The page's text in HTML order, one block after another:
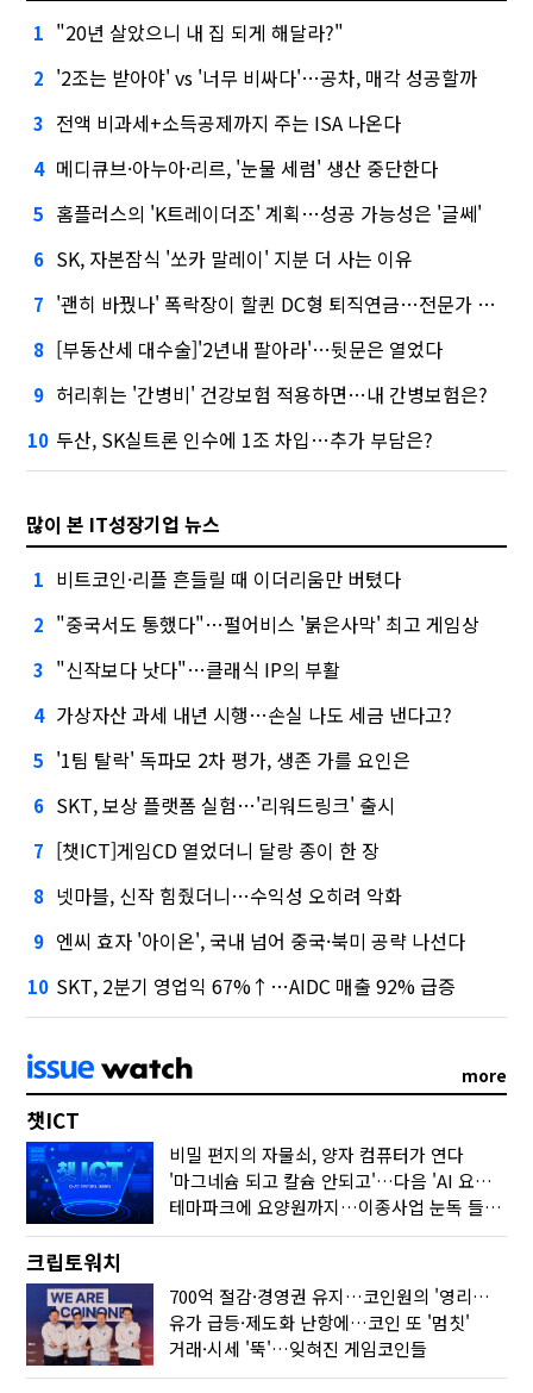
1 "20년 살았으니 내 집 되게 해달라?"
2 '2조는 받아야' vs '너무 비싸다'…공차, 매각 성공할까
3 전액 비과세+소득공제까지 주는 ISA 나온다
4 메디큐브·아누아·리르, '눈물 세럼' 생산 중단한다
5 홈플러스의 'K트레이더조' 계획…성공 가능성은 '글쎄'
6 SK, 자본잠식 '쏘카 말레이' 지분 더 사는 이유
7 '괜히 바꿨나' 폭락장이 할퀸 DC형 퇴직연금…전문가 조언은
8 [부동산세 대수술]'2년내 팔아라'…뒷문은 열었다
9 허리휘는 '간병비' 건강보험 적용하면…내 간병보험은?
10 두산, SK실트론 인수에 1조 차입…추가 부담은?
많이 본 IT성장기업 뉴스
1 비트코인·리플 흔들릴 때 이더리움만 버텼다
2 "중국서도 통했다"…펄어비스 '붉은사막' 최고 게임상
3 "신작보다 낫다"…클래식 IP의 부활
4 가상자산 과세 내년 시행…손실 나도 세금 낸다고?
5 '1팀 탈락' 독파모 2차 평가, 생존 가를 요인은
6 SKT, 보상 플랫폼 실험…'리워드링크' 출시
7 [챗ICT]게임CD 열었더니 달랑 종이 한 장
8 넷마블, 신작 힘줬더니…수익성 오히려 악화
9 엔씨 효자 '아이온', 국내 넘어 중국·북미 공략 나선다
10 SKT, 2분기 영업익 67%↑…AIDC 매출 92% 급증
more
챗ICT
비밀 편지의 자물쇠, 양자 컴퓨터가 연다
'마그네슘 되고 칼슘 안되고'…다음 'AI 요약' 갈 길은
테마파크에 요양원까지…이종사업 눈독 들이는 게임사
크립토워치
700억 절감·경영권 유지…코인원의 '영리한 딜'
유가 급등·제도화 난항에…코인 또 '멈칫'
거래·시세 '뚝'…잊혀진 게임코인들